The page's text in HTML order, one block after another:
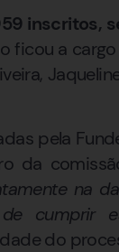
inscritos,
ficou a
pela
da
na
cumprir
do